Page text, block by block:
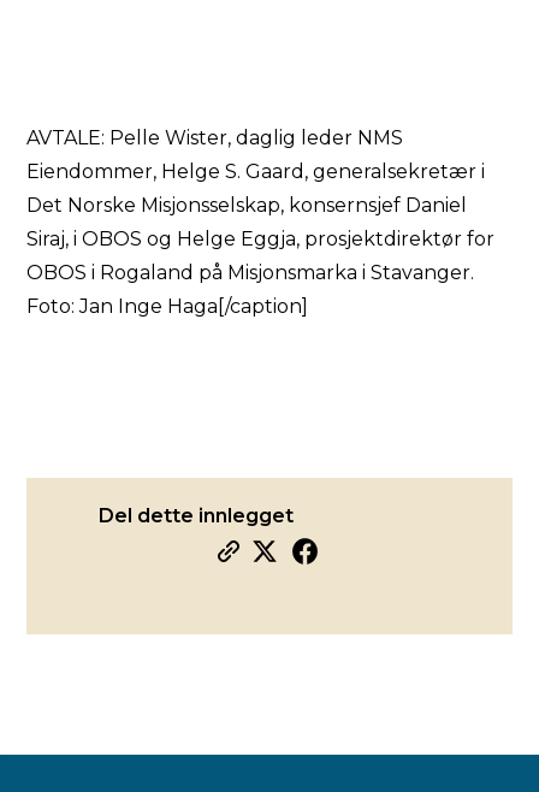
AVTALE: Pelle Wister, daglig leder NMS
Eiendommer, Helge S. Gaard, generalsekretær i
Det Norske Misjonsselskap, konsernsjef Daniel
Siraj, i OBOS og Helge Eggja, prosjektdirektør for
OBOS i Rogaland på Misjonsmarka i Stavanger.
Foto: Jan Inge Haga[/caption]
Del dette innlegget